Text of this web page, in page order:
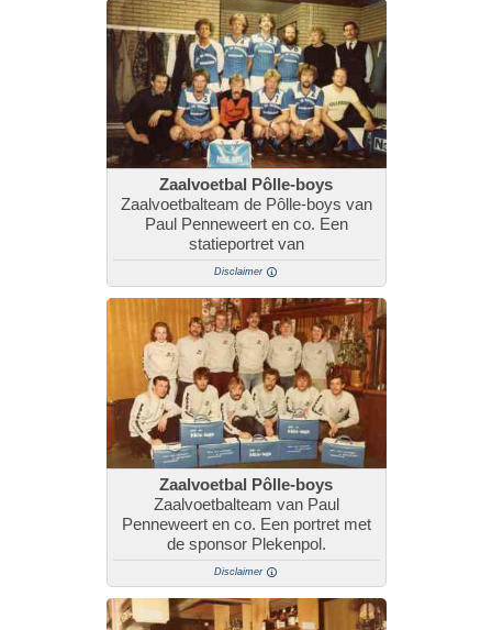
Zaalvoetbal Pôlle-boys
Zaalvoetbalteam de Pôlle-boys van
Paul Penneweert en co. Een
statieportret van
Disclaimer
Zaalvoetbal Pôlle-boys
Zaalvoetbalteam van Paul
Penneweert en co. Een portret met
de sponsor Plekenpol.
Disclaimer